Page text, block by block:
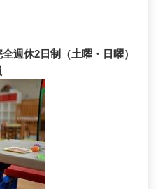
週休2日制（土曜・日曜）